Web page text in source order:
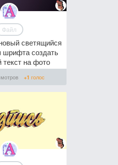
Файл
светящийся
создать
текст на фото
+1 голос